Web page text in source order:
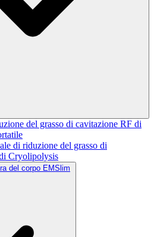
del grasso di cavitazione RF di
di riduzione del grasso di
Cryolipolysis
del corpo EMSlim